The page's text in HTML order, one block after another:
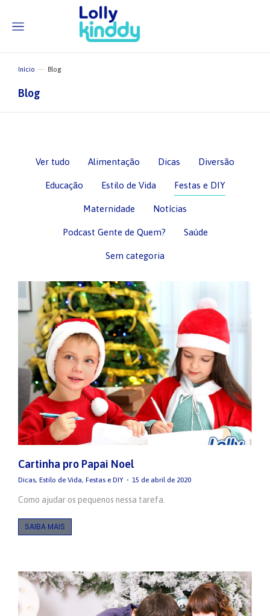
Você está aqui:
Início Blog
Blog
Ver tudo Alimentação Dicas Diversão
Educação Estilo de Vida Festas e DIY
Maternidade Notícias
Podcast Gente de Quem? Saúde
Sem categoria
Cartinha pro Papai Noel
Dicas, Estilo de Vida, Festas e DIY 15 de abril de 2020
Como ajudar os pequenos nessa tarefa.
SAIBA MAIS